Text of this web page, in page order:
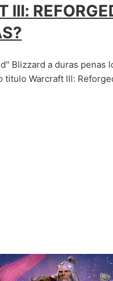
lll:
Blizzard a duras penas
titulo Warcraft lll: